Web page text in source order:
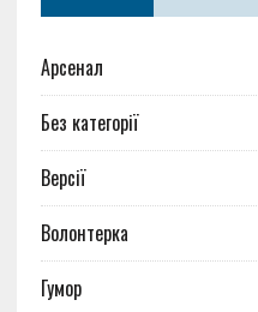
Арсенал
Без категорії
Версії
Волонтерка
Гумор